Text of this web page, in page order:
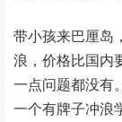
带小孩来巴厘岛
浪，价格比国内
一点问题都没有
一个有牌子冲浪